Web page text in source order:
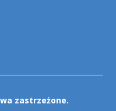
zastrzeżone.